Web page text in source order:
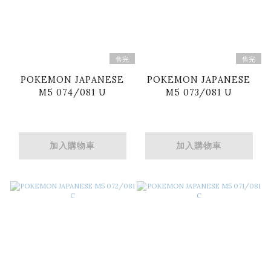
售完
POKEMON JAPANESE
M5 074/081 U
加入購物車
售完
POKEMON JAPANESE
M5 073/081 U
加入購物車